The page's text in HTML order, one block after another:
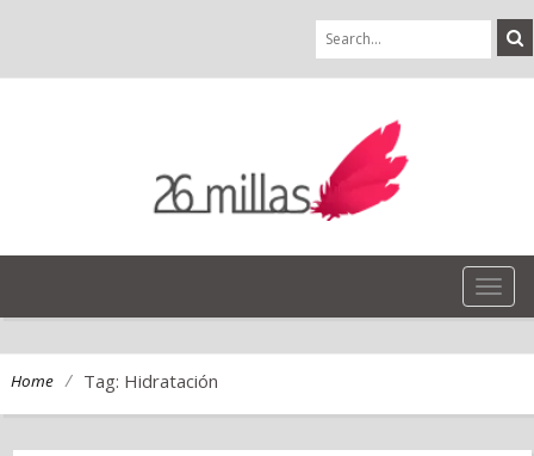
Home / Tag: Hidratación